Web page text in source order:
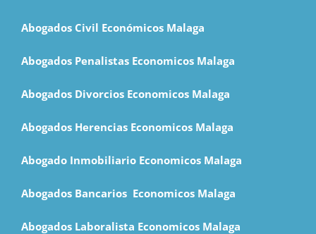
Abogados Civil Económicos Malaga
Abogados Penalistas Economicos Malaga
Abogados Divorcios Economicos Malaga
Abogados Herencias Economicos Malaga
Abogado Inmobiliario Economicos Malaga
Abogados Bancarios Economicos Malaga
Abogados Laboralista Economicos Malaga